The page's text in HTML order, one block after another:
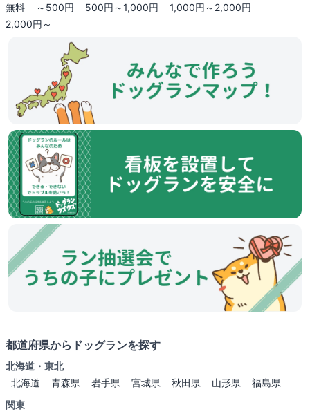
無料 ～500円 500円～1,000円
1,000円～2,000円
2,000円～
都道府県からドッグランを探す
北海道・東北
北海道
青森県 岩手県 宮城県 秋田県 山形県
福島県
関東